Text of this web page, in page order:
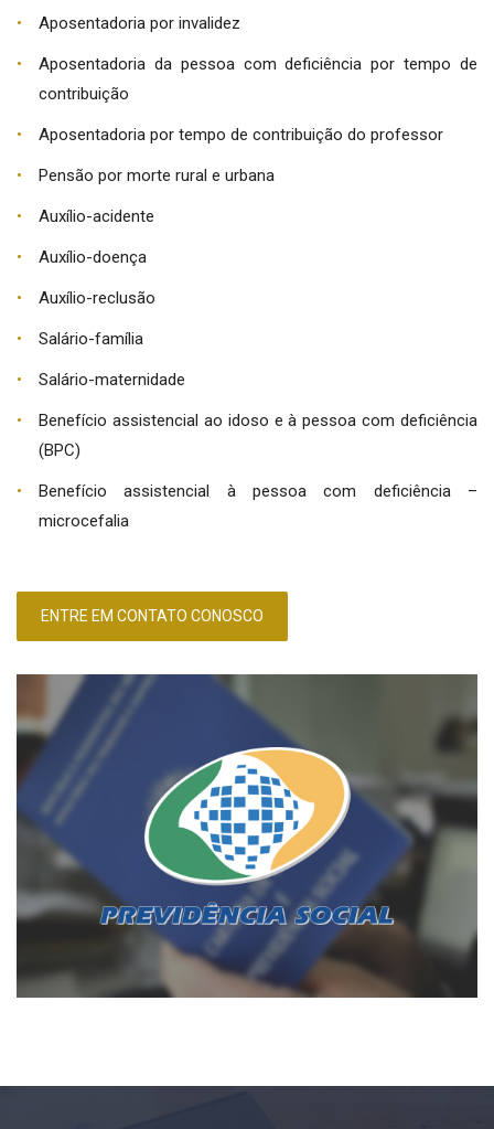
Aposentadoria por invalidez
Aposentadoria da pessoa com deficiência por tempo de
contribuição
Aposentadoria por tempo de contribuição do professor
Pensão por morte rural e urbana
Auxílio-acidente
Auxílio-doença
Auxílio-reclusão
Salário-família
Salário-maternidade
Benefício assistencial ao idoso e à pessoa com deficiência
(BPC)
Benefício assistencial à pessoa com deficiência –
microcefalia
ENTRE EM CONTATO CONOSCO